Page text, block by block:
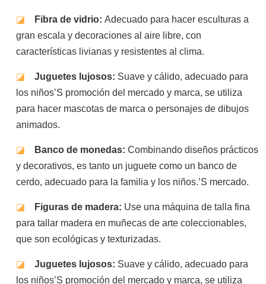
◪ Fibra de vidrio: Adecuado para hacer esculturas a
gran escala y decoraciones al aire libre, con
características livianas y resistentes al clima.
◪ Juguetes lujosos: Suave y cálido, adecuado para
los niños’S promoción del mercado y marca, se utiliza
para hacer mascotas de marca o personajes de dibujos
animados.
◪ Banco de monedas: Combinando diseños prácticos
y decorativos, es tanto un juguete como un banco de
cerdo, adecuado para la familia y los niños.’S mercado.
◪ Figuras de madera: Use una máquina de talla fina
para tallar madera en muñecas de arte coleccionables,
que son ecológicas y texturizadas.
◪ Juguetes lujosos: Suave y cálido, adecuado para
los niños’S promoción del mercado y marca, se utiliza